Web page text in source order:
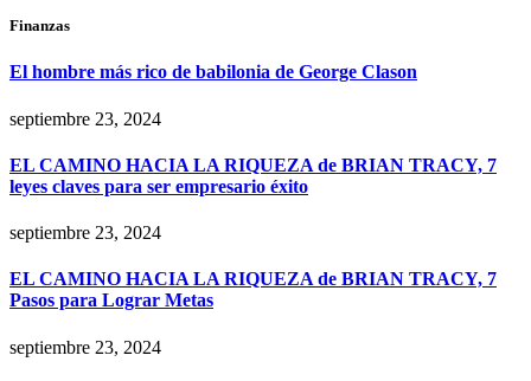
Finanzas
El hombre más rico de babilonia de George Clason
septiembre 23, 2024
EL CAMINO HACIA LA RIQUEZA de BRIAN TRACY, 7
leyes claves para ser empresario éxito
septiembre 23, 2024
EL CAMINO HACIA LA RIQUEZA de BRIAN TRACY, 7
Pasos para Lograr Metas
septiembre 23, 2024